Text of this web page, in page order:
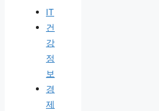
IT
건
강
정
보
경
제